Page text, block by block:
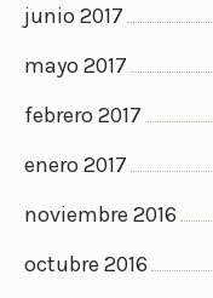
junio 2017
mayo 2017
febrero 2017
enero 2017
noviembre 2016
octubre 2016